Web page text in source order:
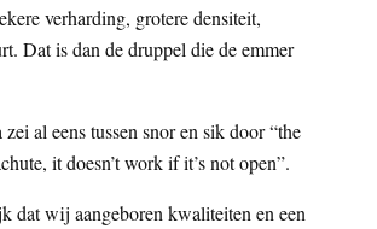
verharding, grotere densiteit,
Dat is dan de druppel die de emmer
al eens tussen snor en sik door “the
it doesn’t work if it’s not open”.
dat wij aangeboren kwaliteiten en een